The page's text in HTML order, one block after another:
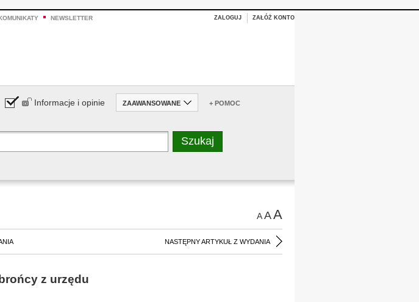
NEWSLETTER ZALOGUJ ZAŁÓŻ KONTO
Informacje i opinie ZAAWANSOWANE + POMOC
AAA
NASTĘPNY ARTYKUŁ Z WYDANIA
z urzędu